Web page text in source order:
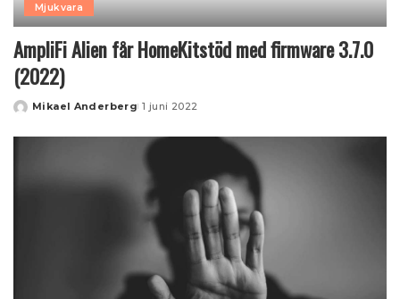
Mjukvara
AmpliFi Alien får HomeKitstöd med firmware 3.7.0
(2022)
Posted
Mikael Anderberg 1 juni 2022